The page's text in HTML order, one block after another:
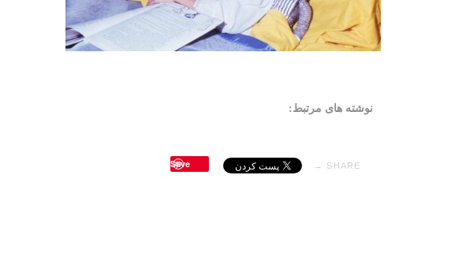
نوشته های مرتبط:
SHARE →
Save